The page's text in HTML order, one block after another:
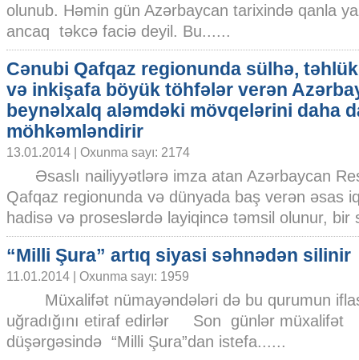
olunub. Həmin gün Azərbaycan tarixində qanla
ancaq təkcə faciə deyil. Bu......
Cənubi Qafqaz regionunda sülhə,
və inkişafa böyük töhfələr verən
beynəlxalq aləmdəki mövqelərini daha
möhkəmləndirir
13.01.2014 | Oxunma sayı: 2174
Əsaslı nailiyyətlərə imza atan Azərbaycan
Qafqaz regionunda və dünyada baş verən əsas
hadisə və proseslərdə layiqincə təmsil olunur, bir
“Milli Şura” artıq siyasi səhnədən silinir
11.01.2014 | Oxunma sayı: 1959
Müxalifət nümayəndələri də bu qurumun
uğradığını etiraf edirlər Son günlər müxalifət
düşərgəsində “Milli Şura”dan istefa......